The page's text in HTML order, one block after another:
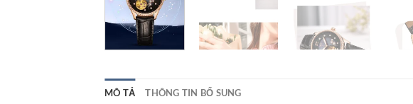
MÔ TẢ THÔNG TIN BỔ SUNG